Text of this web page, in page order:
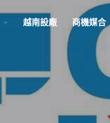
越南設廠 商機媒合